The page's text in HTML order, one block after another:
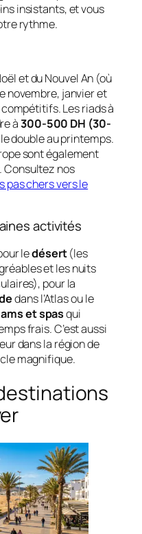
insistants, et vous
rythme.
et du Nouvel An (où
novembre, janvier et
Les riads à
à300-500 DH (30-
double au printemps.
sont également
Consultez nos
pas chers vers le
activités
ledésert(les
et les nuits
pour la
dans l’Atlas ou le
et spasqui
frais. C’est aussi
dans la région de
magnifique.